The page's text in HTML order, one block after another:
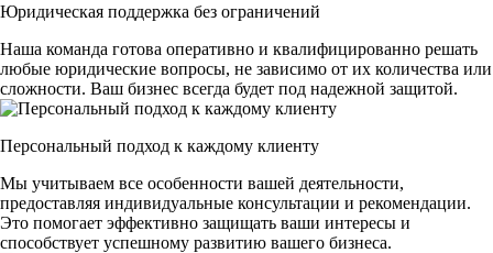
Юридическая поддержка без ограничений
Наша команда готова оперативно и квалифицированно решать
любые юридические вопросы, не зависимо от их количества или
сложности. Ваш бизнес всегда будет под надежной защитой.
Персональный подход к каждому клиенту
Мы учитываем все особенности вашей деятельности,
предоставляя индивидуальные консультации и рекомендации.
Это помогает эффективно защищать ваши интересы и
способствует успешному развитию вашего бизнеса.